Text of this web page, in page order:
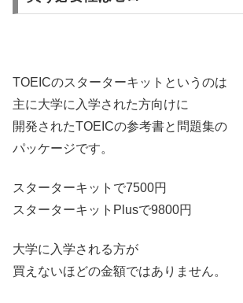
TOEICのスターターキットというのは
主に大学に入学された方向けに
開発されたTOEICの参考書と問題集の
パッケージです。
スターターキットで7500円
スターターキットPlusで9800円
大学に入学される方が
買えないほどの金額ではありません。